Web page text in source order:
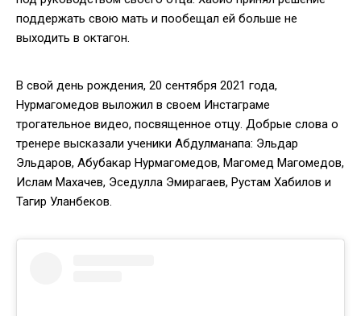
поддержать свою мать и пообещал ей больше не
выходить в октагон.
В свой день рождения, 20 сентября 2021 года,
Нурмагомедов выложил в своем Инстаграме
трогательное видео, посвященное отцу. Добрые слова о
тренере высказали ученики Абдулманапа: Эльдар
Эльдаров, Абубакар Нурмагомедов, Магомед Магомедов,
Ислам Махачев, Эседулла Эмирагаев, Рустам Хабилов и
Тагир Уланбеков.